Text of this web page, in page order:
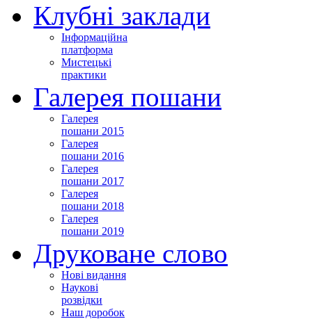
Клубні заклади
Інформаційна
платформа
Мистецькі
практики
Галерея пошани
Галерея
пошани 2015
Галерея
пошани 2016
Галерея
пошани 2017
Галерея
пошани 2018
Галерея
пошани 2019
Друковане слово
Нові видання
Наукові
розвідки
Наш доробок